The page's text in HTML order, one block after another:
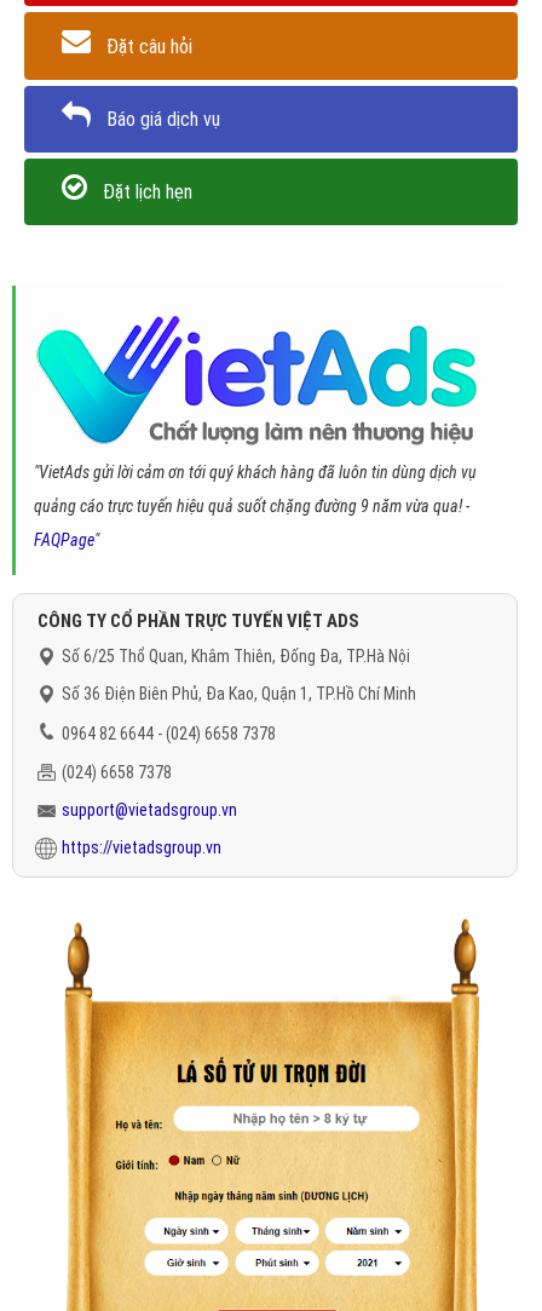
Đặt câu hỏi
Báo giá dịch vụ
Đặt lịch hẹn
"VietAds gửi lời cảm ơn tới quý khách hàng đã luôn tin dùng dịch vụ
quảng cáo trực tuyến hiệu quả suốt chặng đường 9 năm vừa qua! -
FAQPage"
CÔNG TY CỔ PHẦN TRỰC TUYẾN VIỆT ADS
Số 6/25 Thổ Quan, Khâm Thiên, Đống Đa, TP.Hà Nội
Số 36 Điện Biên Phủ, Đa Kao, Quận 1, TP.Hồ Chí Minh
0964 82 6644 - (024) 6658 7378
(024) 6658 7378
support@vietadsgroup.vn
https://vietadsgroup.vn